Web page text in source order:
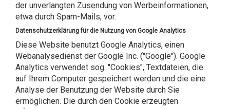
der unverlangten Zusendung von Werbeinformationen,
etwa durch Spam-Mails, vor.
Datenschutzerklärung für die Nutzung von Google Analytics
Diese Website benutzt Google Analytics, einen
Webanalysedienst der Google Inc. ("Google"). Google
Analytics verwendet sog. "Cookies", Textdateien, die
auf Ihrem Computer gespeichert werden und die eine
Analyse der Benutzung der Website durch Sie
ermöglichen. Die durch den Cookie erzeugten